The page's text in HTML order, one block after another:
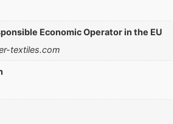
Economic Operator in the EU
textiles.com